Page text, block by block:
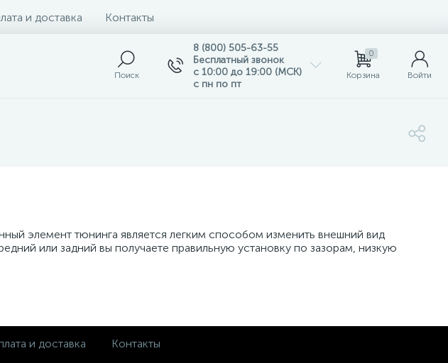
и доставка Контакты
Поиск
8 (800) 505-63-55
Бесплатный звонок
с 10:00 до 19:00 (МСК)
с пн по пт
0
Корзина Войти
элемент тюнинга является легким способом изменить внешний вид
или задний вы получаете правильную установку по зазорам, низкую
и доставка Контакты